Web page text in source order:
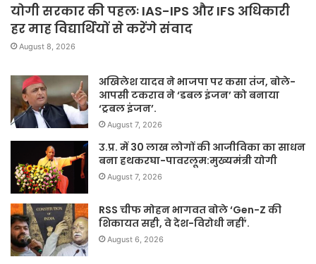
योगी सरकार की पहलः IAS-IPS और IFS अधिकारी
हर माह विद्यार्थियों से करेंगे संवाद
August 8, 2026
अखिलेश यादव ने भाजपा पर कसा तंज, बोले-
आपसी टकराव ने ‘डबल इंजन’ को बनाया
‘ट्रबल इंजन’.
August 7, 2026
उ.प्र. में 30 लाख लोगों की आजीविका का साधन
बना हथकरघा-पावरलूम:मुख्यमंत्री योगी
August 7, 2026
RSS चीफ मोहन भागवत बोले ‘Gen-Z की
शिकायत सही, वे देश-विरोधी नहीं’.
August 6, 2026